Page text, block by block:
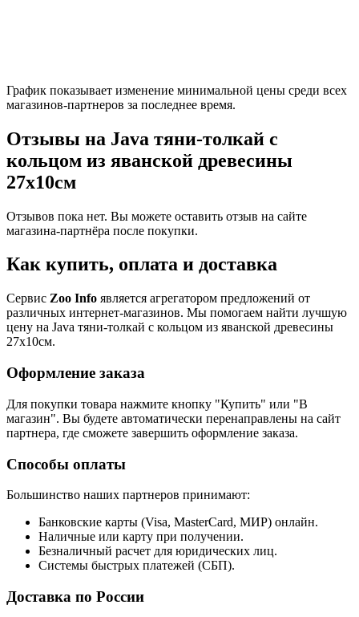
График показывает изменение минимальной цены среди всех
магазинов-партнеров за последнее время.
Отзывы на Java тяни-толкай c
кольцом из яванской древесины
27х10см
Отзывов пока нет. Вы можете оставить отзыв на сайте
магазина-партнёра после покупки.
Как купить, оплата и доставка
Сервис Zoo Info является агрегатором предложений от
различных интернет-магазинов. Мы помогаем найти лучшую
цену на Java тяни-толкай c кольцом из яванской древесины
27х10см.
Оформление заказа
Для покупки товара нажмите кнопку "Купить" или "В
магазин". Вы будете автоматически перенаправлены на сайт
партнера, где сможете завершить оформление заказа.
Способы оплаты
Большинство наших партнеров принимают:
Банковские карты (Visa, MasterCard, МИР) онлайн.
Наличные или карту при получении.
Безналичный расчет для юридических лиц.
Системы быстрых платежей (СБП).
Доставка по России